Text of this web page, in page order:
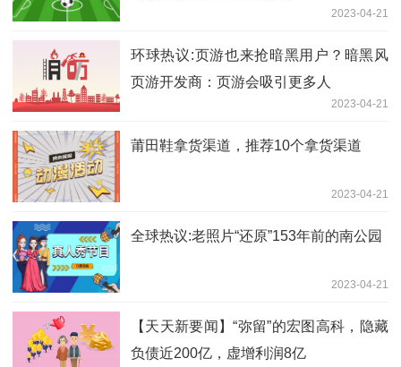
2023-04-21
环球热议:页游也来抢暗黑用户？暗黑风
页游开发商：页游会吸引更多人
2023-04-21
莆田鞋拿货渠道，推荐10个拿货渠道
2023-04-21
全球热议:老照片“还原”153年前的南公园
2023-04-21
【天天新要闻】“弥留”的宏图高科，隐藏
负债近200亿，虚增利润8亿